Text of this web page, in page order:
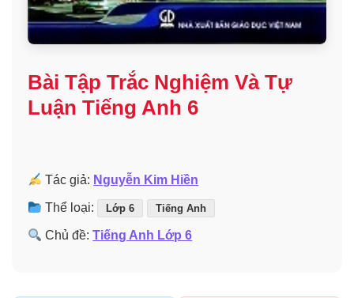
Bài Tập Trắc Nghiệm Và Tự
Luận Tiếng Anh 6
Tác giả: Nguyễn Kim Hiền
Thể loại: Lớp 6 Tiếng Anh
Chủ đề:Tiếng Anh Lớp 6